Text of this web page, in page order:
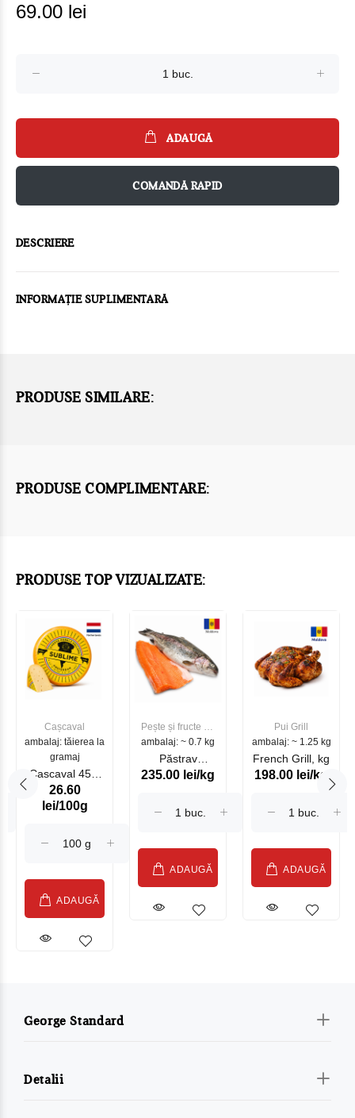
69.00 lei
ADAUGĂ
COMANDĂ RAPID
DESCRIERE
INFORMAȚIE SUPLIMENTARĂ
PRODUSE SIMILARE:
PRODUSE COMPLIMENTARE:
PRODUSE TOP VIZUALIZATE:
Cașcaval
ambalaj: tăierea la
gramaj
Cascaval 45%
Maasdam
Sublime Cow
26.60
lei/100g
ADAUGĂ
Pește și fructe de
mare
ambalaj: ~ 0.7 kg
Păstrav
Somonat
235.00 lei/kg
ADAUGĂ
Pui Grill
ambalaj: ~ 1.25 kg
French Grill, kg
198.00 lei/kg
ADAUGĂ
George Standard
Detalii